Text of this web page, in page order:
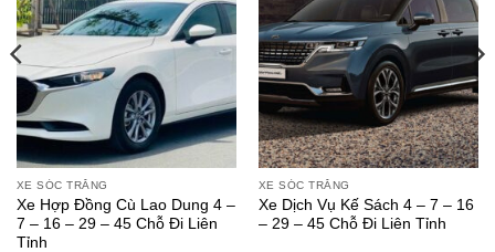
XE SÓC TRĂNG
Xe Hợp Đồng Cù Lao Dung 4 –
7 – 16 – 29 – 45 Chỗ Đi Liên
Tỉnh
XE SÓC TRĂNG
Xe Dịch Vụ Kế Sách 4 – 7 – 16
– 29 – 45 Chỗ Đi Liên Tỉnh